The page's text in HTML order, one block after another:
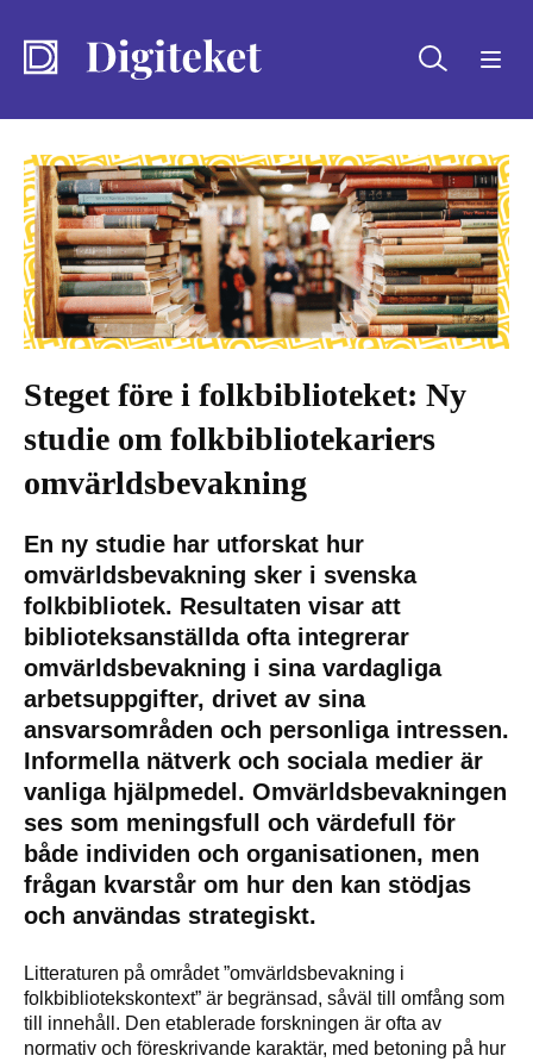
Sök
Steget före i folkbiblioteket: Ny
studie om folkbibliotekariers
omvärldsbevakning
En ny studie har utforskat hur
omvärldsbevakning sker i svenska
folkbibliotek. Resultaten visar att
biblioteksanställda ofta integrerar
omvärldsbevakning i sina vardagliga
arbetsuppgifter, drivet av sina
ansvarsområden och personliga intressen.
Informella nätverk och sociala medier är
vanliga hjälpmedel. Omvärldsbevakningen
ses som meningsfull och värdefull för
både individen och organisationen, men
frågan kvarstår om hur den kan stödjas
och användas strategiskt.
Litteraturen på området ”omvärldsbevakning i
folkbibliotekskontext” är begränsad, såväl till omfång som
till innehåll. Den etablerade forskningen är ofta av
normativ och föreskrivande karaktär, med betoning på hur